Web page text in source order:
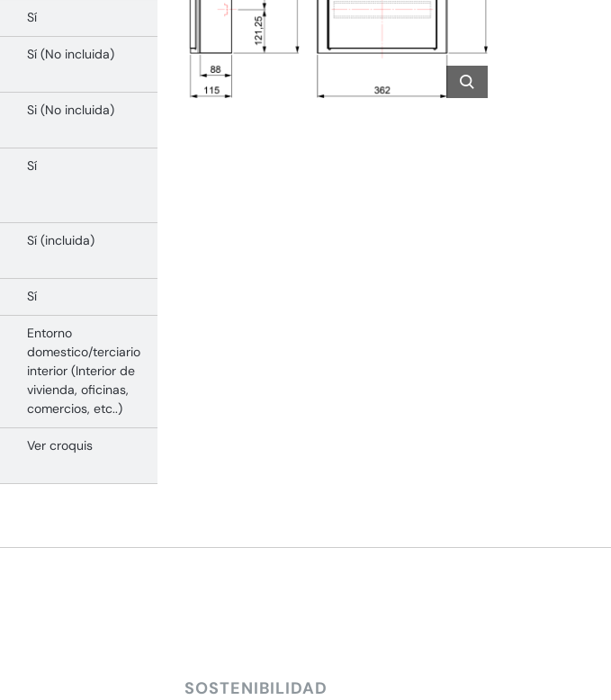
Sí
Sí (No incluida)
Si (No incluida)
Sí
Sí (incluida)
Sí
Entorno
domestico/terciario
interior (Interior de
vivienda, oficinas,
comercios, etc..)
Ver croquis
SOSTENIBILIDAD